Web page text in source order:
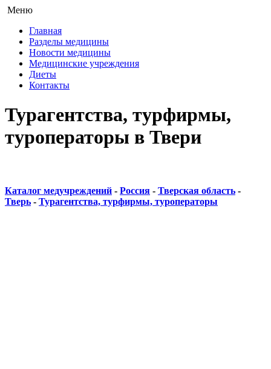
Меню
Главная
Разделы медицины
Новости медицины
Медицинские учреждения
Диеты
Контакты
Турагентства, турфирмы,
туроператоры в Твери
Каталог медучреждений - Россия - Тверская область -
Тверь - Турагентства, турфирмы, туроператоры